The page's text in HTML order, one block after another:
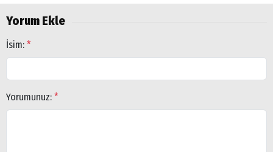
Yorum Ekle
İsim: *
Yorumunuz: *
Popüler
Aramalar: